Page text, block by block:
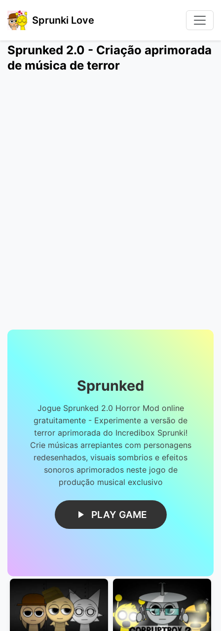
Sprunki Love
Sprunked 2.0 - Criação aprimorada
de música de terror
Sprunked
Jogue Sprunked 2.0 Horror Mod online
gratuitamente - Experimente a versão de
terror aprimorada do Incredibox Sprunki!
Crie músicas arrepiantes com personagens
redesenhados, visuais sombrios e efeitos
sonoros aprimorados neste jogo de
produção musical exclusivo
PLAY GAME